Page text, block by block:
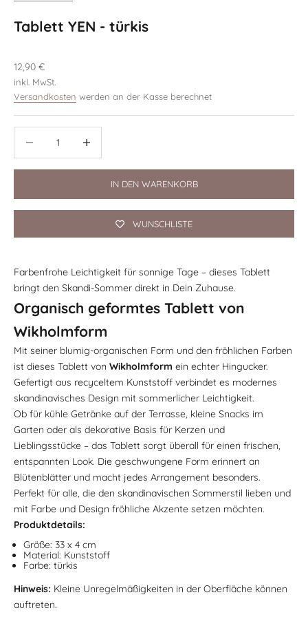
Tablett YEN - türkis
Angebot
12,90 €
inkl. MwSt.
Versandkosten werden an der Kasse berechnet
IN DEN WARENKORB
WUNSCHLISTE
Farbenfrohe Leichtigkeit für sonnige Tage – dieses Tablett
bringt den Skandi-Sommer direkt in Dein Zuhause.
Organisch geformtes Tablett von
Wikholmform
Mit seiner blumig-organischen Form und den fröhlichen Farben
ist dieses Tablett von Wikholmform ein echter Hingucker.
Gefertigt aus recyceltem Kunststoff verbindet es modernes
skandinavisches Design mit sommerlicher Leichtigkeit.
Ob für kühle Getränke auf der Terrasse, kleine Snacks im
Garten oder als dekorative Basis für Kerzen und
Lieblingsstücke – das Tablett sorgt überall für einen frischen,
entspannten Look. Die geschwungene Form erinnert an
Blütenblätter und macht jedes Arrangement besonders.
Perfekt für alle, die den skandinavischen Sommerstil lieben und
mit Farbe und Design fröhliche Akzente setzen möchten.
Produktdetails:
Größe: 33 x 4 cm
Material: Kunststoff
Farbe: türkis
Hinweis: Kleine Unregelmäßigkeiten in der Oberfläche können
auftreten.